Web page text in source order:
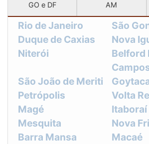
GO e DF AM
Rio de Janeiro
São
Duque de Caxias
Nova
Niterói
Belford
São João de Meriti
Petrópolis
Volta
Magé
Itaboraí
Mesquita
Nova
Barra Mansa
Macaé